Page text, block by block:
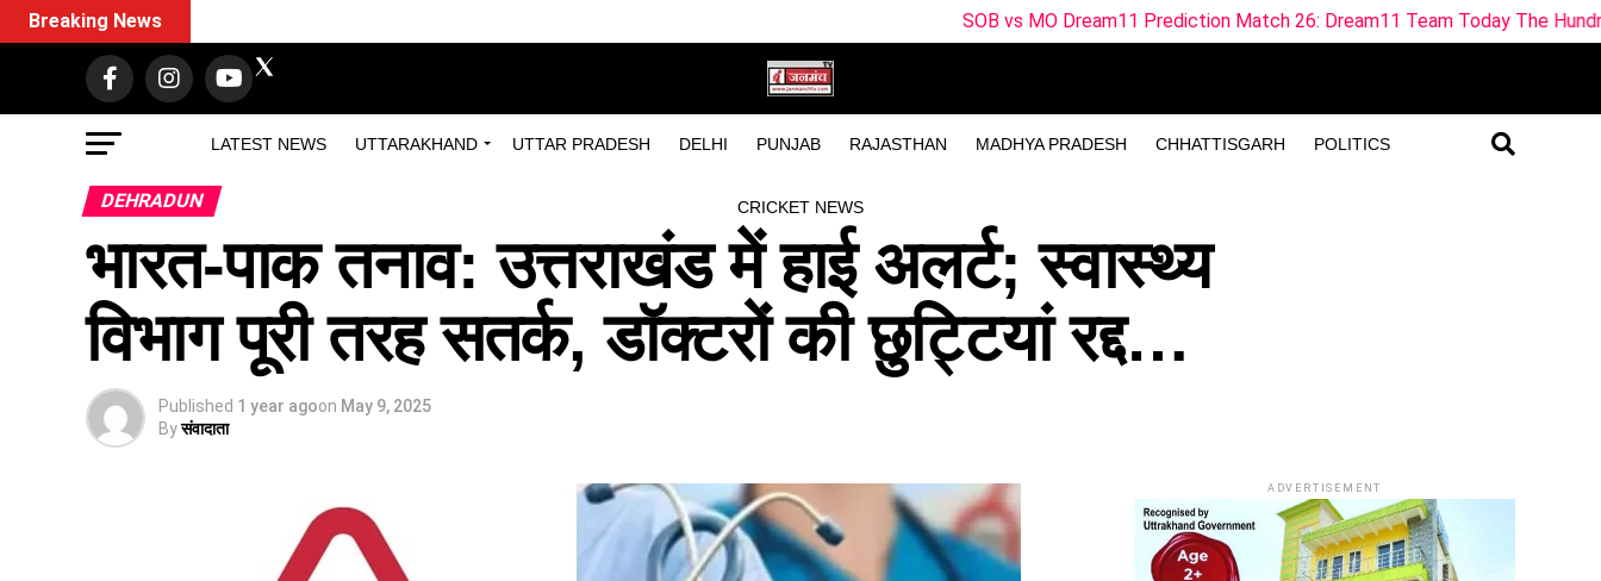
LATEST NEWS UTTARAKHAND UTTAR PRADESH DELHI PUNJAB RAJASTHAN MADHYA PRADESH CHHATTISGARH POLITICS
CRICKET NEWS
Breaking News SOB vs MO Dream11 Prediction Match 26: Dream11 Team Today The Hundred 2026 ML vs
DEHRADUN
भारत-पाक तनाव: उत्तराखंड में हाई अलर्ट; स्वास्थ्य
विभाग पूरी तरह सतर्क, डॉक्टरों की छुट्टियां रद्द…
Published 1 year agoon May 9, 2025
Byसंवादाता
ADVERTISEMENT